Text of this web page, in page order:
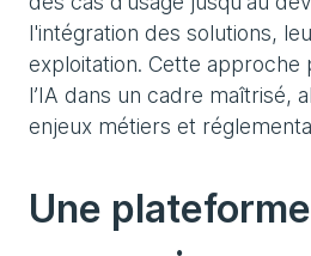
l'intégration des solutions,
exploitation. Cette approche
l’IA dans un cadre maîtrisé,
enjeux métiers et
Une plateforme